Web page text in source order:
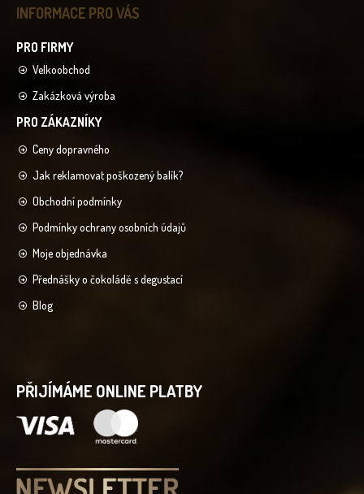
INFORMACE PRO VÁS
Velkoobchod
Zakázková výroba
Ceny dopravného
Jak reklamovat poškozený balík?
Obchodní podmínky
Podmínky ochrany osobních údajů
Moje objednávka
Přednášky o čokoládě s degustací
Blog
PŘIJÍMÁME ONLINE PLATBY